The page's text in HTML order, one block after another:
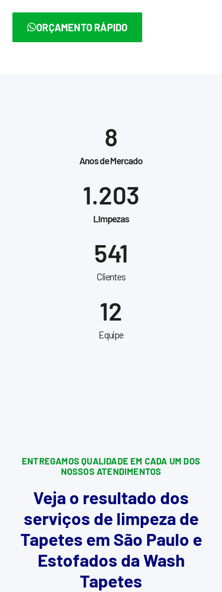
ORÇAMENTO RÁPIDO
Anos de Mercado
8
Limpezas
1.203
Clientes
541
Equipe
12
ENTREGAMOS QUALIDADE EM CADA UM DOS
NOSSOS ATENDIMENTOS
Veja o resultado dos
serviços de limpeza de
Tapetes em São Paulo e
Estofados da Wash
Tapetes